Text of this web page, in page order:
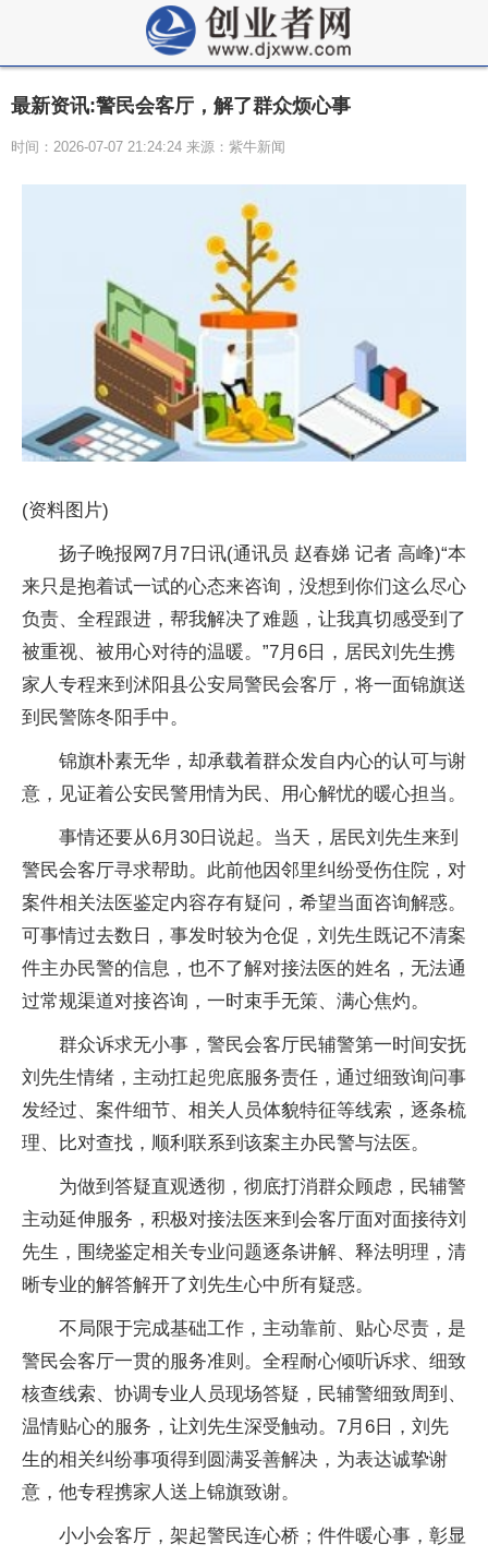
最新资讯:警民会客厅，解了群众烦心事
时间：2026-07-07 21:24:24 来源：紫牛新闻
(资料图片)
扬子晚报网7月7日讯(通讯员 赵春娣 记者 高峰)“本
来只是抱着试一试的心态来咨询，没想到你们这么尽心
负责、全程跟进，帮我解决了难题，让我真切感受到了
被重视、被用心对待的温暖。”7月6日，居民刘先生携
家人专程来到沭阳县公安局警民会客厅，将一面锦旗送
到民警陈冬阳手中。
锦旗朴素无华，却承载着群众发自内心的认可与谢
意，见证着公安民警用情为民、用心解忧的暖心担当。
事情还要从6月30日说起。当天，居民刘先生来到
警民会客厅寻求帮助。此前他因邻里纠纷受伤住院，对
案件相关法医鉴定内容存有疑问，希望当面咨询解惑。
可事情过去数日，事发时较为仓促，刘先生既记不清案
件主办民警的信息，也不了解对接法医的姓名，无法通
过常规渠道对接咨询，一时束手无策、满心焦灼。
群众诉求无小事，警民会客厅民辅警第一时间安抚
刘先生情绪，主动扛起兜底服务责任，通过细致询问事
发经过、案件细节、相关人员体貌特征等线索，逐条梳
理、比对查找，顺利联系到该案主办民警与法医。
为做到答疑直观透彻，彻底打消群众顾虑，民辅警
主动延伸服务，积极对接法医来到会客厅面对面接待刘
先生，围绕鉴定相关专业问题逐条讲解、释法明理，清
晰专业的解答解开了刘先生心中所有疑惑。
不局限于完成基础工作，主动靠前、贴心尽责，是
警民会客厅一贯的服务准则。全程耐心倾听诉求、细致
核查线索、协调专业人员现场答疑，民辅警细致周到、
温情贴心的服务，让刘先生深受触动。7月6日，刘先
生的相关纠纷事项得到圆满妥善解决，为表达诚挚谢
意，他专程携家人送上锦旗致谢。
小小会客厅，架起警民连心桥；件件暖心事，彰显